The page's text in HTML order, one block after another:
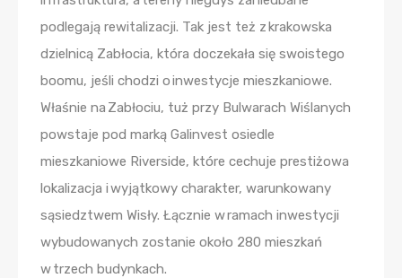
podlegają rewitalizacji. Tak jest też z krakowska
dzielnicą Zabłocia, która doczekała się swoistego
boomu, jeśli chodzi o inwestycje mieszkaniowe.
Właśnie na Zabłociu, tuż przy Bulwarach Wiślanych
powstaje pod marką Galinvest osiedle
mieszkaniowe Riverside, które cechuje prestiżowa
lokalizacja i wyjątkowy charakter, warunkowany
sąsiedztwem Wisły. Łącznie w ramach inwestycji
wybudowanych zostanie około 280 mieszkań
w trzech budynkach.